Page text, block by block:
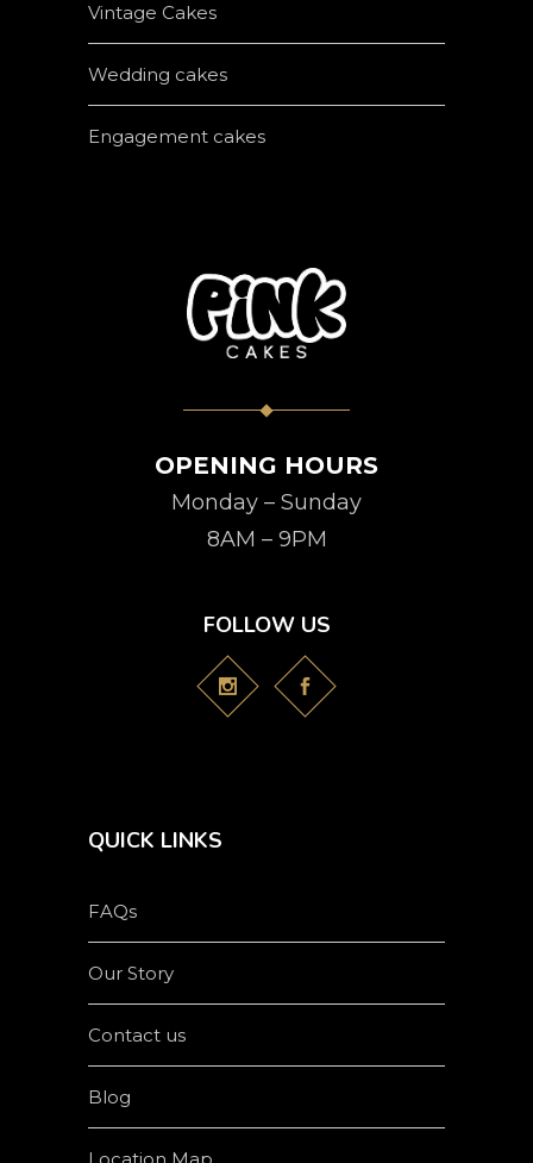
Vintage Cakes
Wedding cakes
Engagement cakes
OPENING HOURS
Monday – Sunday
8AM – 9PM
FOLLOW US
QUICK LINKS
FAQs
Our Story
Contact us
Blog